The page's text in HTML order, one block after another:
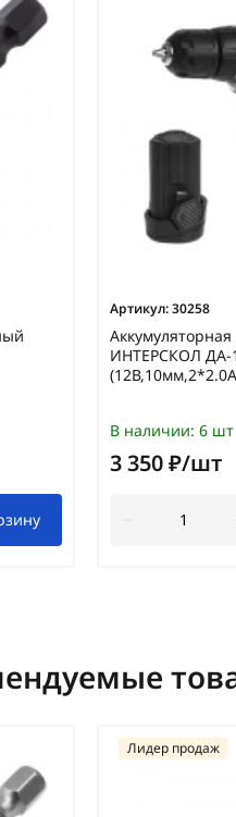
Артикул:30258
ИНТЕРСКОЛ ДА-
В наличии: 6 шт
3 350 ₽/шт
Лидер продаж